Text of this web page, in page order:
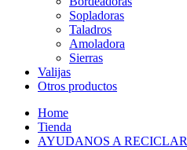
Sopladoras
Taladros
Amoladora
Sierras
Valijas
Otros productos
Home
Tienda
AYUDANOS A RECICLAR